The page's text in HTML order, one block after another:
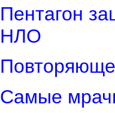
Пентагон
НЛО
Самые